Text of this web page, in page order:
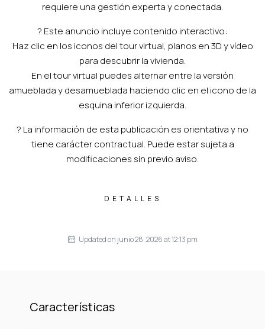
requiere una gestión experta y conectada.
? Este anuncio incluye contenido interactivo:
Haz clic en los iconos del tour virtual, planos en 3D y vídeo
para descubrir la vivienda.
En el tour virtual puedes alternar entre la versión
amueblada y desamueblada haciendo clic en el icono de la
esquina inferior izquierda.
? La información de esta publicación es orientativa y no
tiene carácter contractual. Puede estar sujeta a
modificaciones sin previo aviso.
DETALLES
Updated on junio 28, 2026 at 12:13 pm
Características